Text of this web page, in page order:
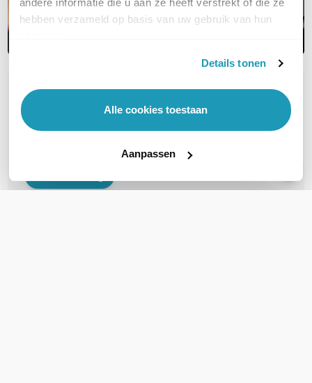
andere informatie die u aan ze heeft verstrekt of die ze
hebben verzameld op basis van uw gebruik van hun
Details tonen
Alle cookies toestaan
Aanpassen
OVER DIT PRODUCT
Veelgestelde vragen